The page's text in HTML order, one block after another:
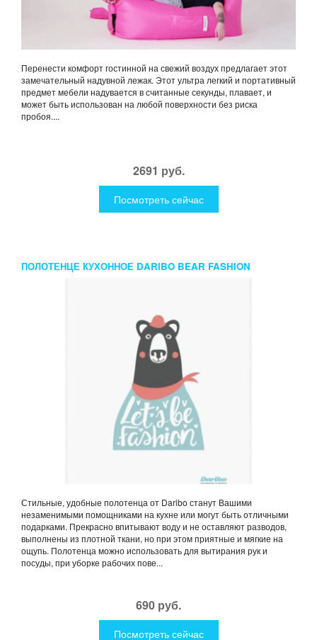
Перенести комфорт гостинной на свежий воздух предлагает этот
замечательный надувной лежак. Этот ультра легкий и портативный
предмет мебели надувается в считанные секунды, плавает, и
может быть использован на любой поверхности без риска
пробоя....
2691 руб.
Посмотреть сейчас
ПОЛОТЕНЦЕ КУХОННОЕ DARIBO BEAR FASHION
Стильные, удобные полотенца от Daribo станут Вашими
незаменимыми помощниками на кухне или могут быть отличными
подарками. Прекрасно впитывают воду и не оставляют разводов,
выполнены из плотной ткани, но при этом приятные и мягкие на
ощупь. Полотенца можно использовать для вытирания рук и
посуды, при уборке рабочих пове...
690 руб.
Посмотреть сейчас